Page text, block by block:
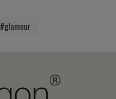
#glamour